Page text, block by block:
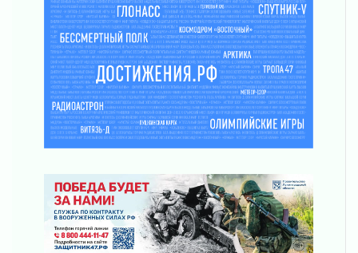
03 августа 2026
Уроки безопасности для детей и взрослых
03 августа 2026
Ленобласть отмечает День Воздушно-
десантных войск
02 августа 2026
«Активное лето»
02 августа 2026
Ленобласть отметила заслуги жителей перед
регионом и страной
02 августа 2026
Ладога — не пруд
02 августа 2026